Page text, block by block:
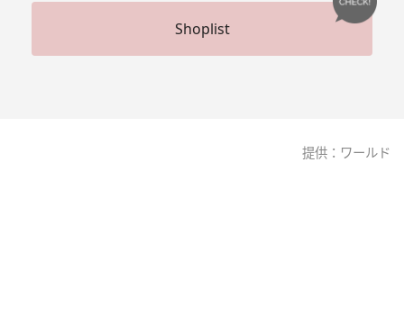
Shoplist
提供：ワールド